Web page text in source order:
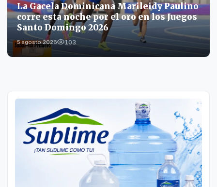
La Gacela Dominicana Marileidy Paulino
corre esta noche por el oro en los Juegos
Santo Domingo 2026
5 agosto 2026 103